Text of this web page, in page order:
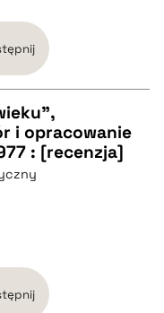
i opracowanie
: [recenzja]